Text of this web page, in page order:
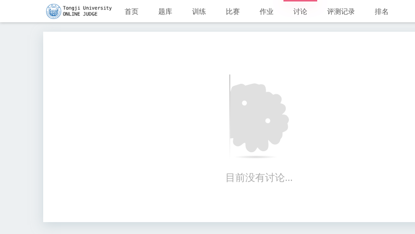
首页 题库 训练 比赛 作业 讨论 评测记录 排名
目前没有讨论…